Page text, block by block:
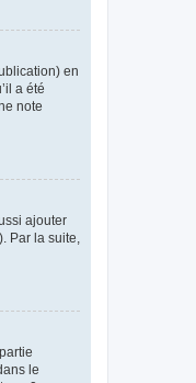
en
a été
note
ajouter
). Par la suite,
le